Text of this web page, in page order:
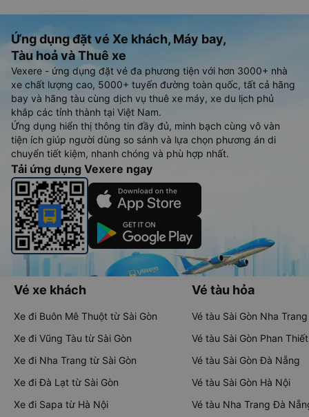
Ứng dụng đặt vé Xe khách, Máy bay,
Tàu hoả và Thuê xe
Vexere - ứng dụng đặt vé đa phương tiện với hơn 3000+ nhà
xe chất lượng cao, 5000+ tuyến đường toàn quốc, tất cả hãng
bay và hãng tàu cùng dịch vụ thuê xe máy, xe du lịch phủ
khắp các tỉnh thành tại Việt Nam.
Ứng dụng hiển thị thông tin đầy đủ, minh bạch cùng vô vàn
tiện ích giúp người dùng so sánh và lựa chọn phương án di
chuyển tiết kiệm, nhanh chóng và phù hợp nhất.
Tải ứng dụng Vexere ngay
Vé xe khách
Xe đi Buôn Mê Thuột từ Sài Gòn
Xe đi Vũng Tàu từ Sài Gòn
Xe đi Nha Trang từ Sài Gòn
Xe đi Đà Lạt từ Sài Gòn
Xe đi Sapa từ Hà Nội
Vé tàu hỏa
Vé tàu Sài Gòn Nha Trang
Vé tàu Sài Gòn Phan Thiết
Vé tàu Sài Gòn Đà Nẵng
Vé tàu Sài Gòn Hà Nội
Vé tàu Nha Trang Đà